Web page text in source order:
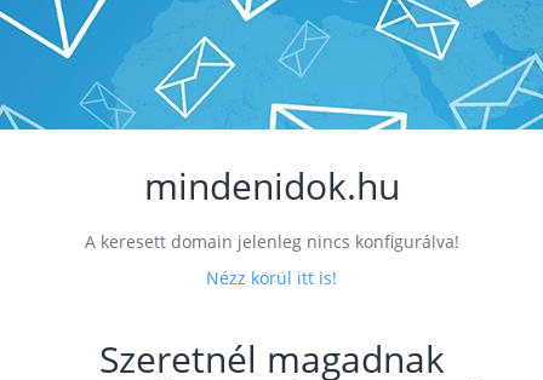
mindenidok.hu
A keresett domain jelenleg nincs konfigurálva!
Nézz körül itt is!
Szeretnél magadnak